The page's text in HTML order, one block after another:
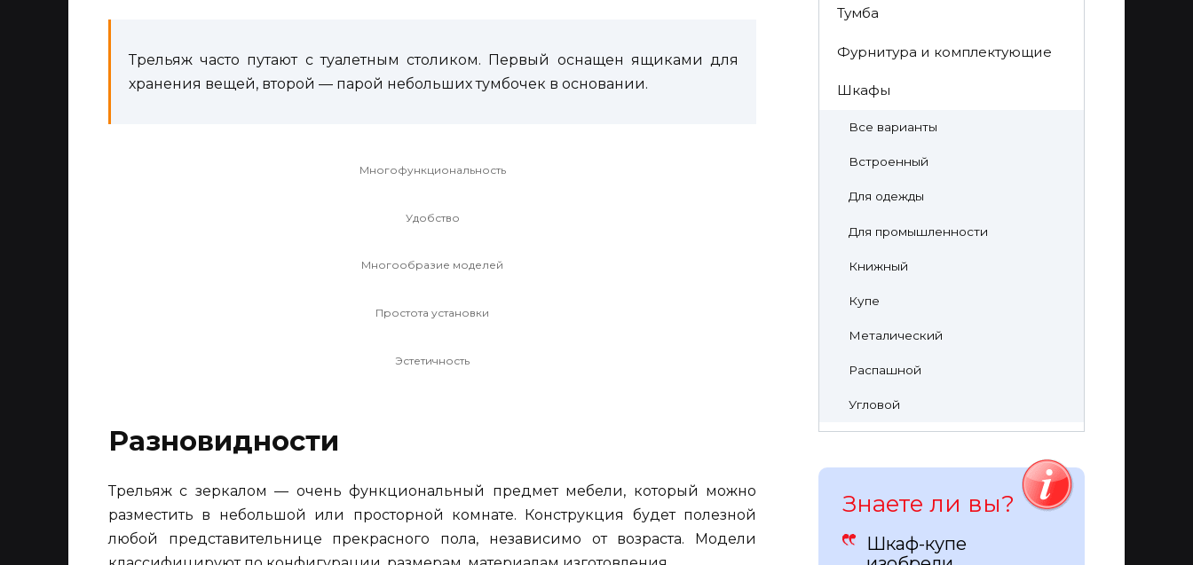
Трельяж часто путают с туалетным столиком. Первый оснащен ящиками для
хранения вещей, второй — парой небольших тумбочек в основании.
Многофункциональность
Удобство
Многообразие моделей
Простота установки
Эстетичность
Разновидности
Трельяж с зеркалом — очень функциональный предмет мебели, который можно
разместить в небольшой или просторной комнате. Конструкция будет полезной
любой представительнице прекрасного пола, независимо от возраста. Модели
Тумба
Фурнитура и комплектующие
Шкафы
Все варианты
Встроенный
Для одежды
Для промышленности
Книжный
Купе
Металический
Распашной
Угловой
Знаете ли вы?
Шкаф-купе